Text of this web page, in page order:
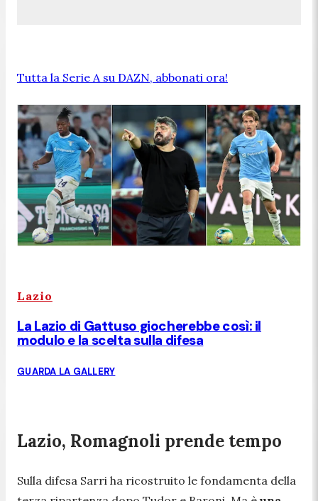
Tutta la Serie A su DAZN, abbonati ora!
Lazio
La Lazio di Gattuso giocherebbe così: il
modulo e la scelta sulla difesa
GUARDA LA GALLERY
Lazio, Romagnoli prende tempo
Sulla difesa Sarri ha ricostruito le fondamenta della